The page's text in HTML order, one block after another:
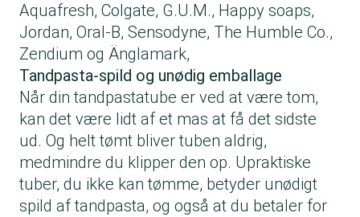
Aquafresh, Colgate, G.U.M., Happy soaps,
Jordan, Oral-B, Sensodyne, The Humble Co.,
Zendium og Änglamark,
Tandpasta-spild og unødig emballage
Når din tandpastatube er ved at være tom,
kan det være lidt af et mas at få det sidste
ud. Og helt tømt bliver tuben aldrig,
medmindre du klipper den op. Upraktiske
tuber, du ikke kan tømme, betyder unødigt
spild af tandpasta, og også at du betaler for